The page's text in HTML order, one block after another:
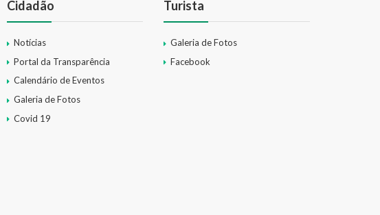
Cidadão
Notícias
Portal da Transparência
Calendário de Eventos
Galeria de Fotos
Covid 19
Turista
Galeria de Fotos
Facebook